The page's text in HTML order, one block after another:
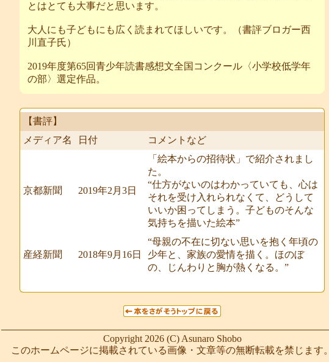
とはとても大事だと思います。
大人にも子どもにも広く読まれてほしいです。（書評ブロガー西
川直子氏）
2019年度第65回青少年読書感想文全国コンクール〈小学校低学年
の部〉選定作品。
【書評】
メディア名
日付 コメントなど
京都新聞 2019年2月3日
「絵本からの招待状」で紹介されまし
た。
“仕方がないのはわかっていても、心は
それを受け入れられなくて、どうして
いいか困ってしまう。子どものそんな
気持ちを描いた絵本”
産経新聞 2018年9月16日
“母親の不在に切ない思いを抱く年頃の
少年と、家族の愛情を描く。ほのぼ
の、じんわりと胸が熱くなる。”
Copyright 2026 (C) Asunaro Shobo
このホームページに掲載されている画像・文章等の無断転載を禁じます。